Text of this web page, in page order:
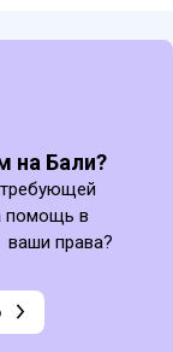
на Бали?
требующей
помощь в
ваши права?